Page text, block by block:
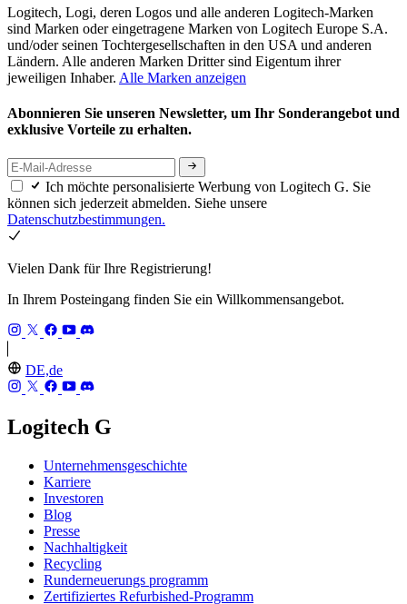
Logitech, Logi, deren Logos und alle anderen Logitech-Marken
sind Marken oder eingetragene Marken von Logitech Europe S.A.
und/oder seinen Tochtergesellschaften in den USA und anderen
Ländern. Alle anderen Marken Dritter sind Eigentum ihrer
jeweiligen Inhaber. Alle Marken anzeigen
Abonnieren Sie unseren Newsletter, um Ihr Sonderangebot und
exklusive Vorteile zu erhalten.
Ich möchte personalisierte Werbung von Logitech G. Sie
können sich jederzeit abmelden. Siehe unsere
Datenschutzbestimmungen.
Vielen Dank für Ihre Registrierung!
In Ihrem Posteingang finden Sie ein Willkommensangebot.
DE,de
Logitech G
Unternehmensgeschichte
Karriere
Investoren
Blog
Presse
Nachhaltigkeit
Recycling
Runderneuerungs programm
Zertifiziertes Refurbished-Programm